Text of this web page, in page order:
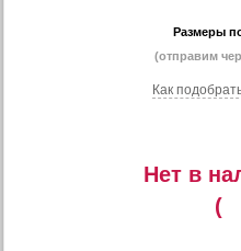
Размеры
(отправим
Как
Нет в
(